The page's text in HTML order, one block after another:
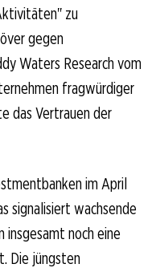
zu
gegen
Waters Research vom
fragwürdiger
das Vertrauen der
im April
signalisiert wachsende
insgesamt noch eine
Die jüngsten